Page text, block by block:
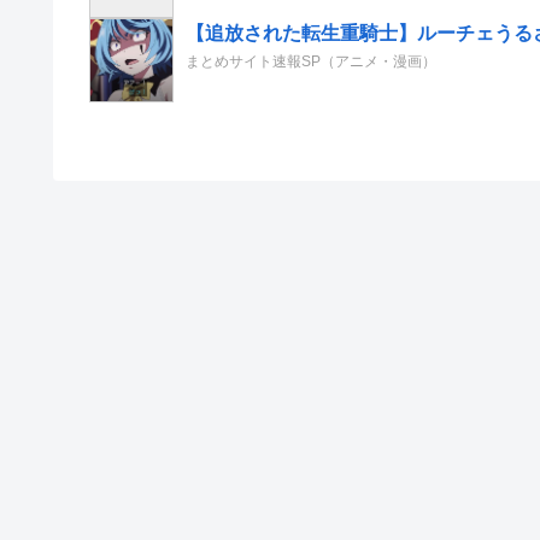
【追放された転生重騎士】ルーチェうる
まとめサイト速報SP（アニメ・漫画）